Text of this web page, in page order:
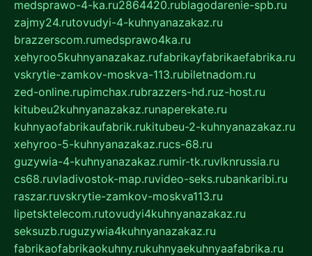
medsprawo-4-ka.ru2864420.rublagodarenie-spb.ru
zajmy24.rutovudyi-4-kuhnyanazakaz.ru
brazzerscom.rumedsprawo4ka.ru
xehyroo5kuhnyanazakaz.rufabrikayfabrikaefabrika.ru
vskrytie-zamkov-moskva-113.rubiletnadom.ru
zed-online.rupimchax.rubrazzers-hd.ruz-host.ru
kitubeu2kuhnyanazakaz.runaperekate.ru
kuhnyaofabrikaufabrik.rukitubeu-2-kuhnyanazakaz.ru
xehyroo-5-kuhnyanazakaz.rucs-68.ru
guzywia-4-kuhnyanazakaz.rumir-tk.ruvlknrussia.ru
cs68.ruvladivostok-map.ruvideo-seks.rubankaribi.ru
raszar.ruvskrytie-zamkov-moskva113.ru
lipetsktelecom.rutovudyi4kuhnyanazakaz.ru
seksuzb.ruguzywia4kuhnyanazakaz.ru
fabrikaofabrikaokuhny.rukuhnyaekuhnyaafabrika.ru